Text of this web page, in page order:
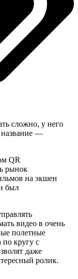
сложно, у него
название —
QR
рынок
на экшен
был
видео в очень
полетные
кругу с
даже
ролик.